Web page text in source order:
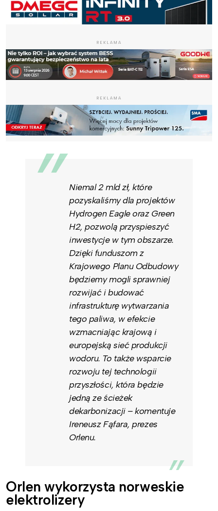
REKLAMA
REKLAMA
Niemal 2 mld zł, które
pozyskaliśmy dla projektów
Hydrogen Eagle oraz Green
H2, pozwolą przyspieszyć
inwestycje w tym obszarze.
Dzięki funduszom z
Krajowego Planu Odbudowy
będziemy mogli sprawniej
rozwijać i budować
infrastrukturę wytwarzania
tego paliwa, w efekcie
wzmacniając krajową i
europejską sieć produkcji
wodoru. To także wsparcie
rozwoju tej technologii
przyszłości, która będzie
jedną ze ścieżek
dekarbonizacji – komentuje
Ireneusz Fąfara, prezes
Orlenu.
Orlen wykorzysta norweskie
elektrolizery